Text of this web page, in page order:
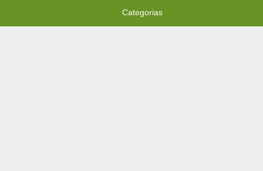
Categorias